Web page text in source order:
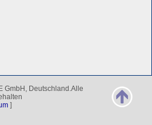
GmbH, Deutschland.Alle
]